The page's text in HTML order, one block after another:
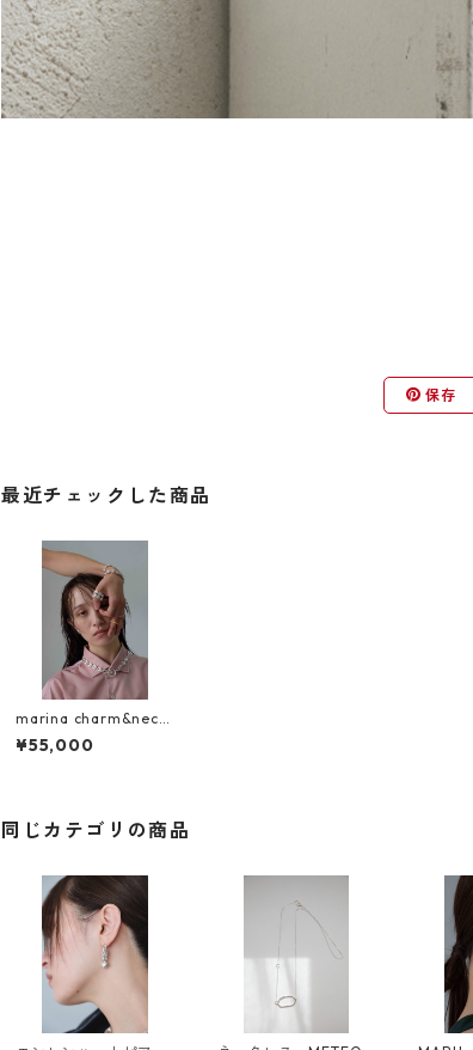
保存
最近チェックした商品
marina charm&neckl
ace
¥55,000
同じカテゴリの商品